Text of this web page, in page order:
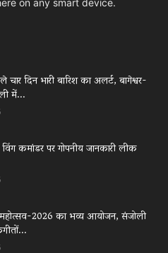
चार दिन भारी बारिश का अलर्ट, बागेश्वर-
में...
कमांडर पर गोपनीय जानकारी लीक
2026 का भव्य आयोजन, संजोली